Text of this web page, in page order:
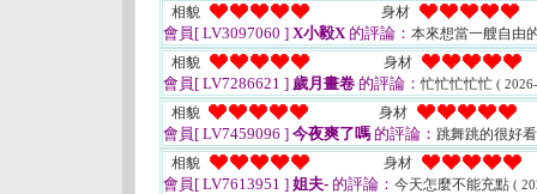
相貌 身材
會員[ LV3097060 ] X小毅X的評論： 本來想當一艘自由
相貌
身材
會員[ LV7286621 ] 歲月畫卷 的評論：忙忙忙忙忙 (
相貌 身材
會員[ LV7459096 ] 今夜爽了嗎 的評論： 跳舞跳的很好
相貌
身材
會員[ LV7613951 ] 姐夫- 的評論： 今天怎麼不能充點 (